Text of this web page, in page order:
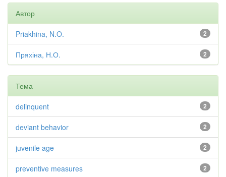
Автор
2
Priakhina, N.O.
2
Пряхіна, Н.О.
Тема
2
delinquent
2
deviant behavior
2
juvenile age
2
preventive measures